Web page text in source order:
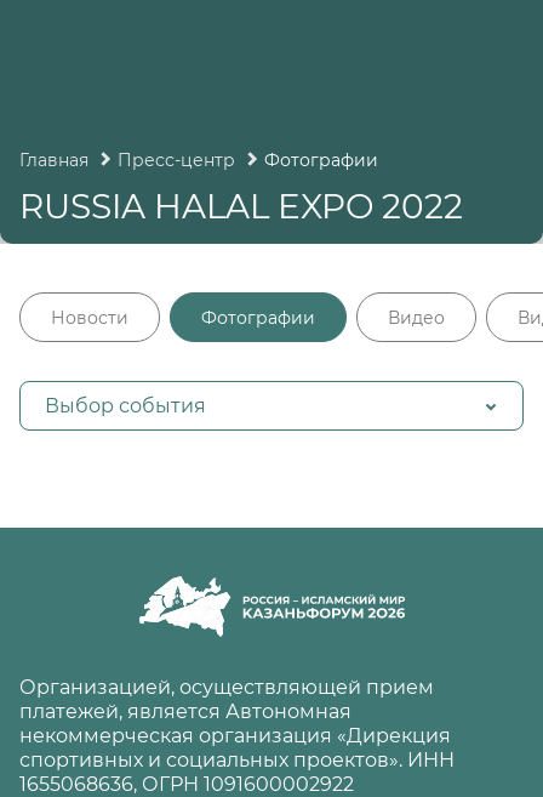
Главная Пресс-центр Фотографии
RUSSIA HALAL EXPO 2022
Новости Фотографии Видео
Выбор события
Организацией, осуществляющей прием
платежей, является Автономная
некоммерческая организация «Дирекция
спортивных и социальных проектов». ИНН
1655068636, ОГРН 1091600002922